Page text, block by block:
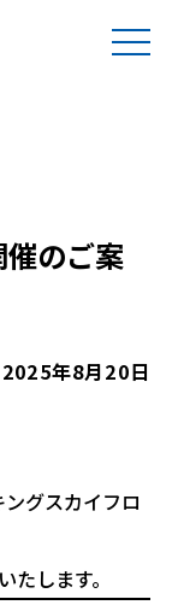
のご案
2025年8月20日
グスカイフロ
します。